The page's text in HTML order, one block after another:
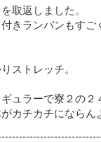
取返しました。
きランパンもすご
ストレッチ。
ュラーで寮２の２
カチカチにならん